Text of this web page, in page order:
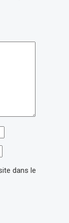
dans le